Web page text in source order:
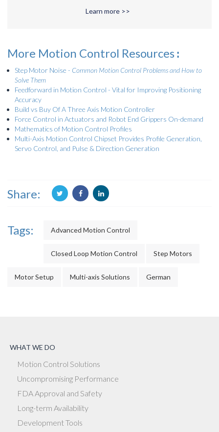
Learn more >>
More Motion Control Resources:
Step Motor Noise - Common Motion Control Problems and How to
Solve Them
Feedforward in Motion Control - Vital for Improving Positioning
Accuracy
Build vs Buy Of A Three Axis Motion Controller
Force Control in Actuators and Robot End Grippers On-demand
Mathematics of Motion Control Profiles
Multi-Axis Motion Control Chipset Provides Profile Generation,
Servo Control, and Pulse & Direction Generation
Share:
Tags: Advanced Motion Control
Closed Loop Motion Control Step Motors
Motor Setup Multi-axis Solutions German
WHAT WE DO
Motion Control Solutions
Uncompromising Performance
FDA Approval and Safety
Long-term Availability
Development Tools